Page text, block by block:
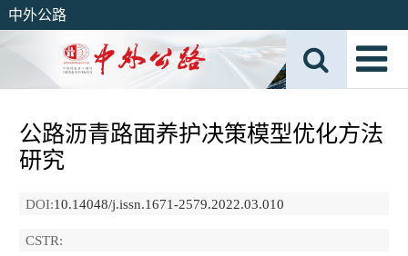
中外公路
公路沥青路面养护决策模型优化方法
研究
DOI:10.14048/j.issn.1671-2579.2022.03.010
CSTR: